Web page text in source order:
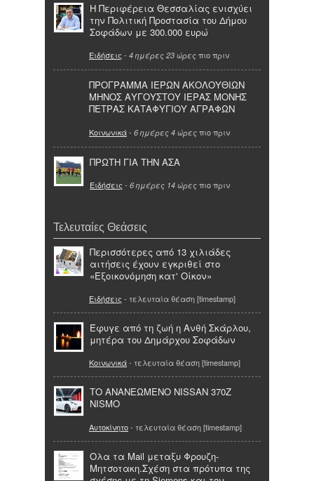
Η Περιφέρεια Θεσσαλίας ενισχύει
την Πολιτική Προστασία του Δήμου
Σοφάδων με 300.000 ευρώ
Ειδήσεις - 4 ημέρες 23 ώρες πιο πριν
ΠΡΟΓΡΑΜΜΑ ΙΕΡΩΝ ΑΚΟΛΟΥΘΙΩΝ
ΜΗΝΟΣ ΑΥΓΟΥΣΤΟΥ ΙΕΡΑΣ ΜΟΝΗΣ
ΠΕΤΡΑΣ ΚΑΤΑΦΥΓΙΟΥ ΑΓΡΑΦΩΝ
Κοινωνικά- 6 ημέρες 4 ώρες πιο πριν
ΠΡΩΤΗ ΓΙΑ ΤΗΝ ΑΣΑ
Ειδήσεις - 6 ημέρες 14 ώρες πιο πριν
Τελευταίες Θεάσεις
Περισσότερες από 13 χιλιάδες
αιτήσεις έχουν εγκριθεί στο
«Εξοικονόμηση κατ' Οίκον»
Ειδήσεις - τελευταία θέαση [timestamp]
Έφυγε από τη ζωή η Ανθή Σκάρλου,
μητέρα του Δημάρχου Σοφάδων
Κοινωνικά- τελευταία θέαση [timestamp]
ΤΟ ΑΝΑΝΕΩΜΕΝΟ NISSAN 370Z
NISMO
Αυτοκίνητο- τελευταία θέαση [timestamp]
Oλα τα Mail μεταξυ Φρουζη-
Μητσοτακη.Σχέση στα πρότυπα της